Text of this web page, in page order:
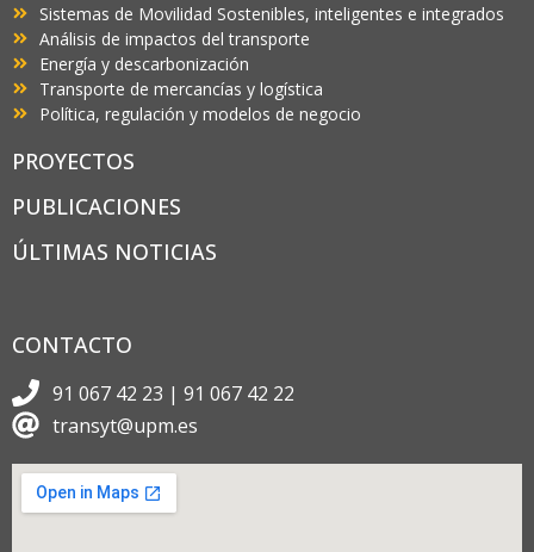
Sistemas de Movilidad Sostenibles, inteligentes e integrados
Análisis de impactos del transporte
Energía y descarbonización
Transporte de mercancías y logística
Política, regulación y modelos de negocio
PROYECTOS
PUBLICACIONES
ÚLTIMAS NOTICIAS
CONTACTO
91 067 42 23 | 91 067 42 22
transyt@upm.es